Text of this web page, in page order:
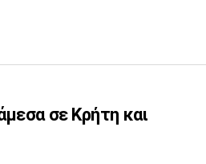
σε Κρήτη και